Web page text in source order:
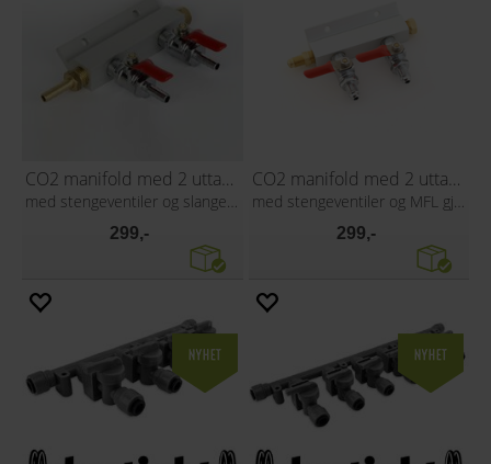
CO2 manifold med 2 uttak, 7 mm nippel
299,-
CO2 manifold med 2 uttak, MFL gjenger
299,-